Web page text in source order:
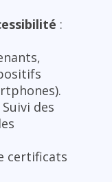
:
Suivi des
certificats